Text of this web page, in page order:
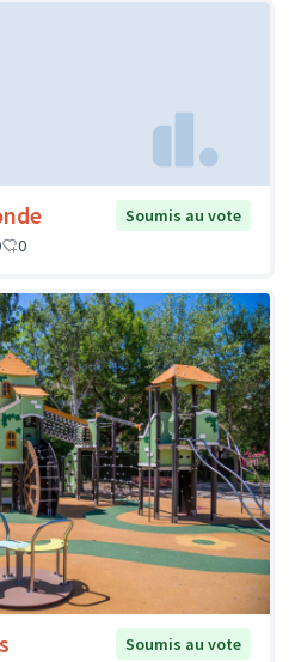
Soumis au vote
0
Soumis au vote